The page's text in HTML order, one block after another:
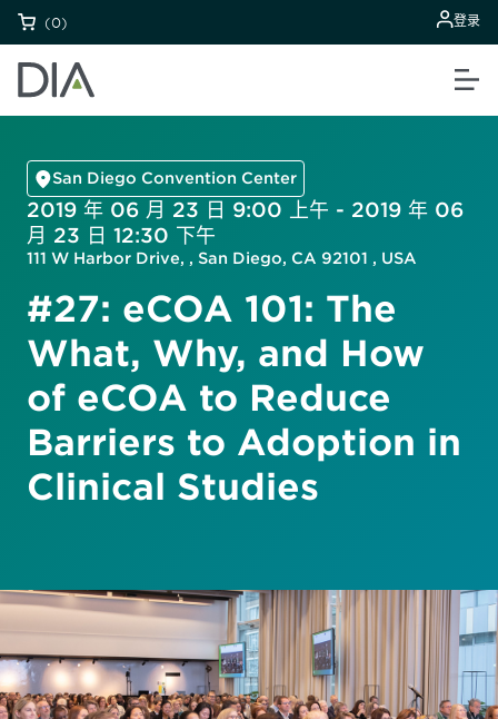
(0) 登录
San Diego Convention Center
2019 年 06 月 23 日 9:00 上午 - 2019 年 06
月 23 日 12:30 下午
111 W Harbor Drive, , San Diego, CA 92101 , USA
#27: eCOA 101: The
What, Why, and How
of eCOA to Reduce
Barriers to Adoption in
Clinical Studies